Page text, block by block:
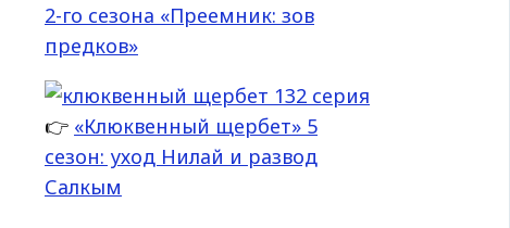
2-го сезона «Преемник: зов
предков»
👉 «Клюквенный щербет» 5
сезон: уход Нилай и развод
Салкым